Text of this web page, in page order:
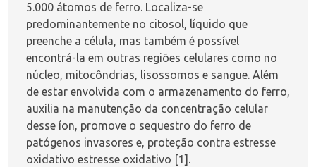
5.000 átomos de ferro. Localiza-se
predominantemente no citosol, líquido que
preenche a célula, mas também é possível
encontrá-la em outras regiões celulares como no
núcleo, mitocôndrias, lisossomos e sangue. Além
de estar envolvida com o armazenamento do ferro,
auxilia na manutenção da concentração celular
desse íon, promove o sequestro do ferro de
patógenos invasores e, proteção contra estresse
oxidativo estresse oxidativo [1].